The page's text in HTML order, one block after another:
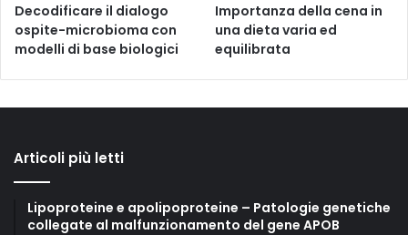
Decodificare il dialogo
ospite-microbioma con
modelli di base biologici
Importanza della cena in
una dieta varia ed
equilibrata
Articoli più letti
Lipoproteine e apolipoproteine – Patologie genetiche
collegate al malfunzionamento del gene APOB